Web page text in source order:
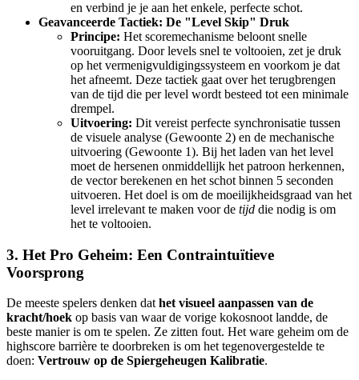
en verbind je je aan het enkele, perfecte schot.
Geavanceerde Tactiek: De "Level Skip" Druk
Principe: Het scoremechanisme beloont snelle
vooruitgang. Door levels snel te voltooien, zet je druk
op het vermenigvuldigingssysteem en voorkom je dat
het afneemt. Deze tactiek gaat over het terugbrengen
van de tijd die per level wordt besteed tot een minimale
drempel.
Uitvoering: Dit vereist perfecte synchronisatie tussen
de visuele analyse (Gewoonte 2) en de mechanische
uitvoering (Gewoonte 1). Bij het laden van het level
moet de hersenen onmiddellijk het patroon herkennen,
de vector berekenen en het schot binnen 5 seconden
uitvoeren. Het doel is om de moeilijkheidsgraad van het
level irrelevant te maken voor de tijd die nodig is om
het te voltooien.
3. Het Pro Geheim: Een Contraintuïtieve
Voorsprong
De meeste spelers denken dat het visueel aanpassen van de
kracht/hoek op basis van waar de vorige kokosnoot landde, de
beste manier is om te spelen. Ze zitten fout. Het ware geheim om de
highscore barrière te doorbreken is om het tegenovergestelde te
doen: Vertrouw op de Spiergeheugen Kalibratie.